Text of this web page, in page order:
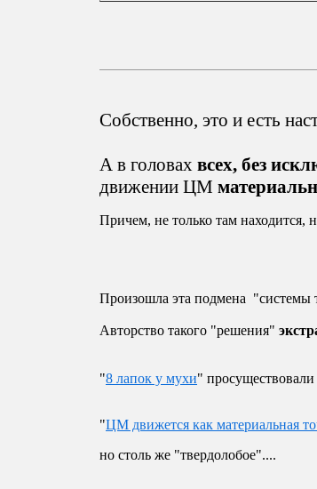
Собственно, это и есть
А в головах всех, без
движении ЦМ
Причем, не только там находится,
Произошла эта подмена "системы
Авторство такого "решения"
"8 лапок у мухи" просуществовали
"ЦМ движется как материальная
но столь же "твердолобое"....